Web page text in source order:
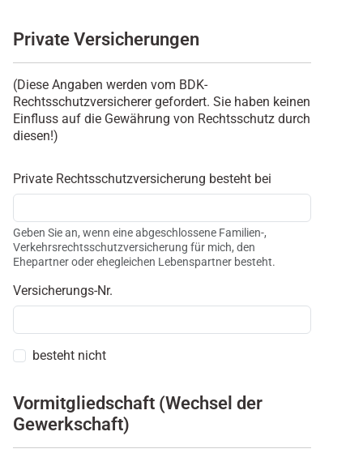
Private Versicherungen
(Diese Angaben werden vom BDK-
Rechtsschutzversicherer gefordert. Sie haben keinen
Einfluss auf die Gewährung von Rechtsschutz durch
diesen!)
Private Rechtsschutzversicherung besteht bei
Geben Sie an, wenn eine abgeschlossene Familien-,
Verkehrsrechtsschutzversicherung für mich, den
Ehepartner oder ehegleichen Lebenspartner besteht.
Versicherungs-Nr.
besteht nicht
Vormitgliedschaft (Wechsel der
Gewerkschaft)